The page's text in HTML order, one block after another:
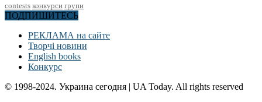
contests конкурси групи
ПОДПИШИТЕСЬ
РЕКЛАМА на сайте
Творчі новини
English books
Конкурс
© 1998-2024. Украина сегодня | UA Today. All rights reserved